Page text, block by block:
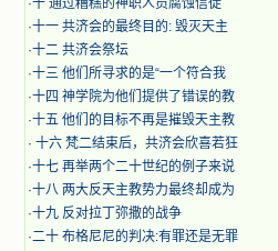
·十 通过糟糕的神职人员腐蚀信徒
·十一 共济会的最终目的: 毁灭天主
·十二 共济会祭坛
·十三 他们所寻求的是“一个符合我
·十四 神学院为他们提供了错误的教
·十五 他们的目标不再是摧毁天主教
· 十六 梵二结束后，共济会欣喜若狂
·十七 再举两个二十世纪的例子来说
·十八 两大反天主教势力最终却成为
·十九 反对拉丁弥撒的战争
·二十 布格尼尼的判决:有罪还是无罪